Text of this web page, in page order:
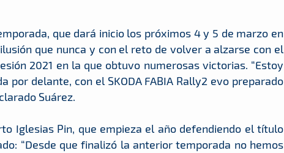
que dará inicio los próximos 4 y 5 de marzo en
que nunca y con el reto de volver a alzarse con el
2021 en la que obtuvo numerosas victorias. “Estoy
por delante, con el SKODA FABIA Rally2 evo preparado
Suárez.
Iglesias Pin, que empieza el año defendiendo el título
“Desde que finalizó la anterior temporada no hemos